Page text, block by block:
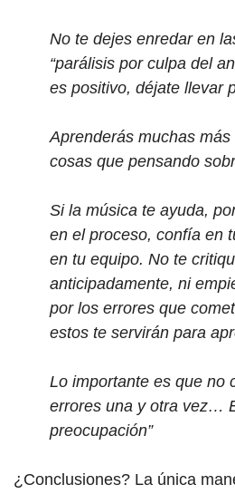
No te dejes enredar en
“parálisis por culpa del
es positivo, déjate llevar
Aprenderás muchas
cosas que pensando
Si la música te ayuda,
en el proceso, confía en
en tu equipo. No te
anticipadamente, ni
por los errores que
estos te servirán para
Lo importante es que no
errores una y otra vez…
preocupación”
¿Conclusiones? La única